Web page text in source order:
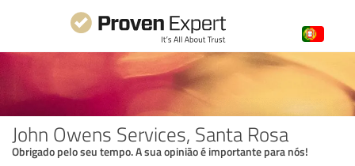
John Owens Services, Santa Rosa
Obrigado pelo seu tempo. A sua opinião é importante para nós!